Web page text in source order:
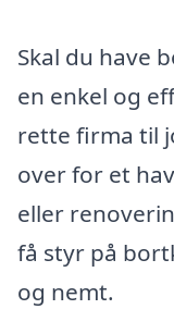
Skal du have
en enkel og
rette firma til
over for et
eller
få styr på
og nemt.